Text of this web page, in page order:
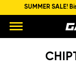
SUMMER SALE!